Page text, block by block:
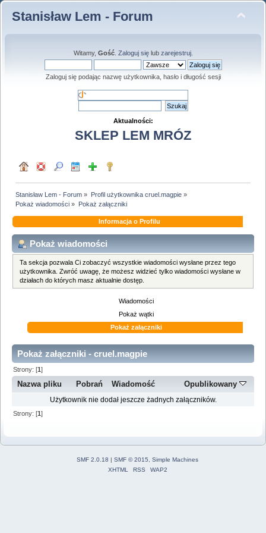
Stanisław Lem - Forum
Witamy, Gość. Zaloguj sięlub zarejestruj.
Zaloguj się podając nazwę użytkownika, hasło i długość sesji
Aktualności:
SKLEP LEM MRÓZ
Stanisław Lem - Forum » Profil użytkownika cruel.magpie»
Pokaż wiadomości » Pokaż załączniki
Informacja o Profilu
Pokaż wiadomości
Ta sekcja pozwala Ci zobaczyć wszystkie wiadomości wysłane przez tego
użytkownika. Zwróć uwagę, że możesz widzieć tylko wiadomości wysłane w
działach do których masz aktualnie dostęp.
Wiadomości
Pokaż wątki
Pokaż załączniki
Pokaż załączniki - cruel.magpie
Strony: [1]
Nazwa pliku Pobrań Wiadomość Opublikowany
Użytkownik nie dodał jeszcze żadnych załączników.
Strony: [1]
SMF 2.0.18 | SMF © 2015
Simple Machines
XHTML
RSS WAP2